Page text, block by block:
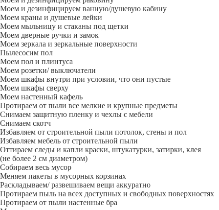
Моем и дезинфицируем ванную/душевую кабину
Моем краны и душевые лейки
Моем мыльницу и стаканы под щетки
Моем дверные ручки и замок
Моем зеркала и зеркальные поверхности
Пылесосим пол
Моем пол и плинтуса
Моем розетки/ выключатели
Моем шкафы внутри при условии, что они пустые
Моем шкафы сверху
Моем настенный кафель
Протираем от пыли все мелкие и крупные предметы
Снимаем защитную пленку и чехлы с мебели
Снимаем скотч
Избавляем от строительной пыли потолок, стены и пол
Избавляем мебель от строительной пыли
Оттираем следы и капли краски, штукатурки, затирки, клея
(не более 2 см диаметром)
Собираем весь мусор
Меняем пакеты в мусорных корзинах
Раскладываем/ развешиваем вещи аккуратно
Протираем пыль на всех доступных и свободных поверхностях
Протираем от пыли настенные бра